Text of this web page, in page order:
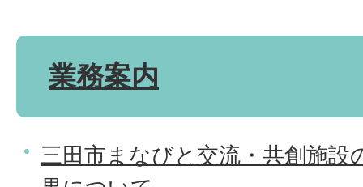
業務案内
三田市まなびと交流・共創施設